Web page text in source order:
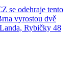
se odehraje tento
vyrostou dvě
Rybičky 48